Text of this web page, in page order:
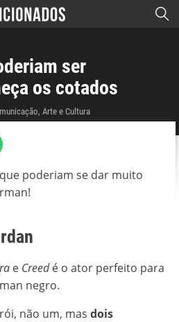
ser
os cotados
Arte e Cultura
poderiam se dar muito
e Creedé o ator perfeito para
negro.
não um, mas dois